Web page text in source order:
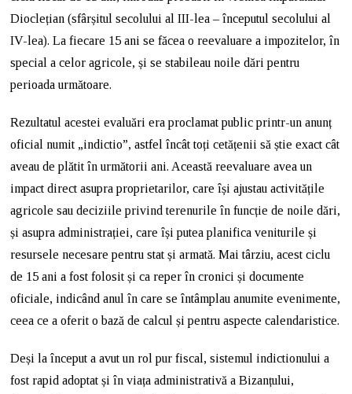
Dioclețian (sfârșitul secolului al III-lea – începutul secolului al
IV-lea). La fiecare 15 ani se făcea o reevaluare a impozitelor, în
special a celor agricole, și se stabileau noile dări pentru
perioada următoare.
Rezultatul acestei evaluări era proclamat public printr-un anunț
oficial numit „indictio”, astfel încât toți cetățenii să știe exact cât
aveau de plătit în următorii ani. Această reevaluare avea un
impact direct asupra proprietarilor, care își ajustau activitățile
agricole sau deciziile privind terenurile în funcție de noile dări,
și asupra administrației, care își putea planifica veniturile și
resursele necesare pentru stat și armată. Mai târziu, acest ciclu
de 15 ani a fost folosit și ca reper în cronici și documente
oficiale, indicând anul în care se întâmplau anumite evenimente,
ceea ce a oferit o bază de calcul și pentru aspecte calendaristice.
Deși la început a avut un rol pur fiscal, sistemul indictionului a
fost rapid adoptat și în viața administrativă a Bizanțului,